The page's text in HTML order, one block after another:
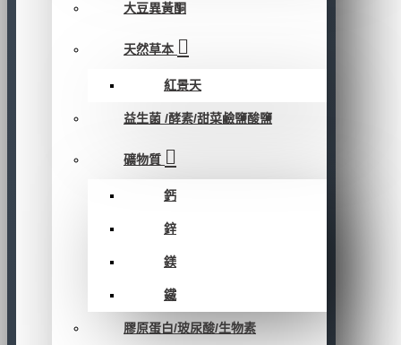
大豆異黃酮
天然草本
紅景天
益生菌 /酵素/甜菜鹼鹽酸鹽
礦物質
鈣
鋅
鎂
鐵
膠原蛋白/玻尿酸/生物素